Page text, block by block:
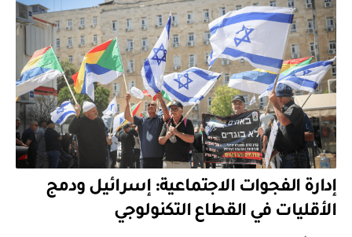
إدارة الفجوات الاجتماعية: إسرائيل ودمج
الأقليات في القطاع التكنولوجي